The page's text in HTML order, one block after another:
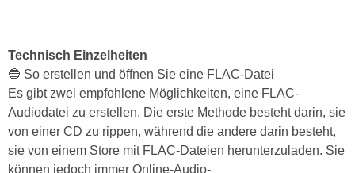
Technisch Einzelheiten
🔵 So erstellen und öffnen Sie eine FLAC-Datei
Es gibt zwei empfohlene Möglichkeiten, eine FLAC-
Audiodatei zu erstellen. Die erste Methode besteht darin, sie
von einer CD zu rippen, während die andere darin besteht,
sie von einem Store mit FLAC-Dateien herunterzuladen. Sie
können jedoch immer Online-Audio-